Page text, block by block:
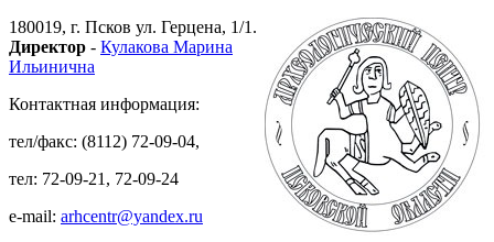
180019, г. Псков ул. Герцена, 1/1.
Директор - Кулакова Марина
Ильинична
Контактная информация:
тел/факс: (8112) 72-09-04,
тел: 72-09-21, 72-09-24
e-mail: arhcentr@yandex.ru